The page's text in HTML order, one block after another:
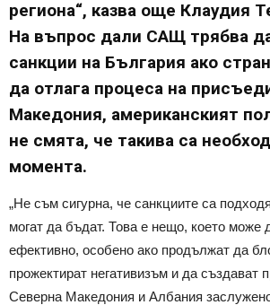
региона“, казва още Клаудия
На въпрос дали САЩ трябва
санкции на България ако
да отлага процеса на
Македония, американският
не смята, че такива са
момента.
„Не съм сигурна, че санкциите са
могат да бъдат. Това е нещо, което може
ефективно, особено ако продължат да
прожектират негативизъм и да създават
Северна Македония и Албания